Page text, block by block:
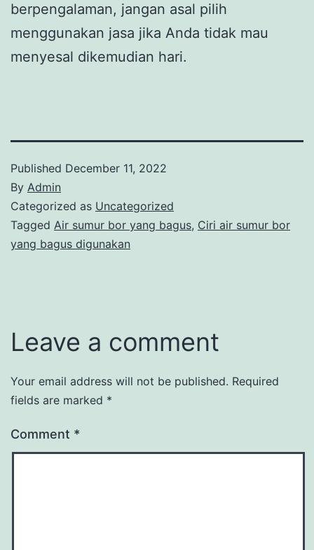
berpengalaman, jangan asal pilih
menggunakan jasa jika Anda tidak mau
menyesal dikemudian hari.
Published December 11, 2022
By Admin
Categorized as Uncategorized
Tagged Air sumur bor yang bagus, Ciri air sumur bor
yang bagus digunakan
Leave a comment
Your email address will not be published. Required
fields are marked *
Comment *